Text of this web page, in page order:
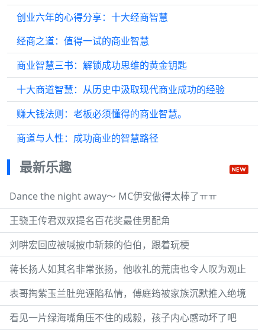
创业六年的心得分享：十大经商智慧
经商之道：值得一试的商业智慧
商业智慧三书：解锁成功思维的黄金钥匙
十大商道智慧：从历史中汲取现代商业成功的经验
赚大钱法则：老板必须懂得的商业智慧。
商道与人性：成功商业的智慧路径
最新乐趣
Dance the night away～ MC伊安做得太棒了ㅠㅠ
王骁王传君双双提名百花奖最佳男配角
刘畊宏回应被喊披巾斩棘的伯伯，跟着玩梗
蒋长扬人如其名非常张扬，他收礼的荒唐也令人叹为观止
表哥掏紫玉兰肚兜诬陷私情，傅庭筠被家族沉默推入绝境
看见一片绿海嘴角压不住的成毅，孩子内心感动坏了吧